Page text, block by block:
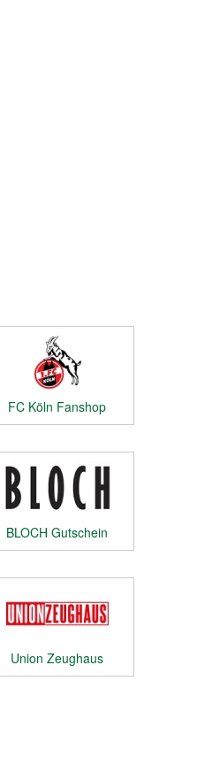
FC Köln Fanshop
Gutschein
BLOCH Gutschein
Union Zeughaus
Gutschein